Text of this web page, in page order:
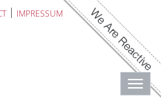
IMPRESSUM